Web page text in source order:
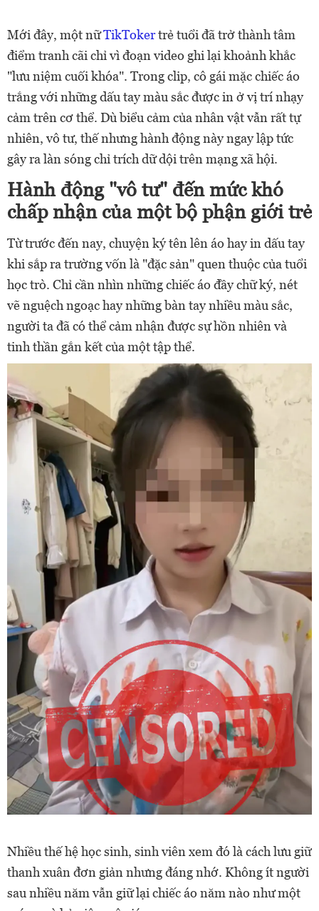
Mới đây, một nữTikTokertrẻ tuổi đã trở thành tâm
điểm tranh cãi chỉ vì đoạn video ghi lại khoảnh khắc
"lưu niệm cuối khóa". Trong clip, cô gái mặc chiếc áo
trắng với những dấu tay màu sắc được in ở vị trí nhạy
cảm trên cơ thể. Dù biểu cảm của nhân vật vẫn rất tự
nhiên, vô tư, thế nhưng hành động này ngay lập tức
gây ra làn sóng chỉ trích dữ dội trên mạng xã hội.
Hành động "vô tư" đến mức khó
chấp nhận của một bộ phận giới trẻ
Từ trước đến nay, chuyện ký tên lên áo hay in dấu tay
khi sắp ra trường vốn là "đặc sản" quen thuộc của tuổi
học trò. Chỉ cần nhìn những chiếc áo đầy chữ ký, nét
vẽ nguệch ngoạc hay những bàn tay nhiều màu sắc,
người ta đã có thể cảm nhận được sự hồn nhiên và
tinh thần gắn kết của một tập thể.
Nhiều thế hệ học sinh, sinh viên xem đó là cách lưu giữ
thanh xuân đơn giản nhưng đáng nhớ. Không ít người
sau nhiều năm vẫn giữ lại chiếc áo năm nào như một